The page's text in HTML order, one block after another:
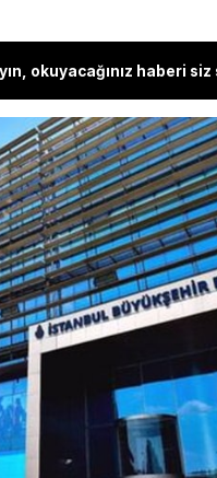
okuyacağınız haberi
İBB Medya
kayıtlarının
koydu.